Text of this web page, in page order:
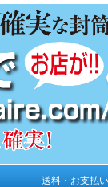
送料・お支払